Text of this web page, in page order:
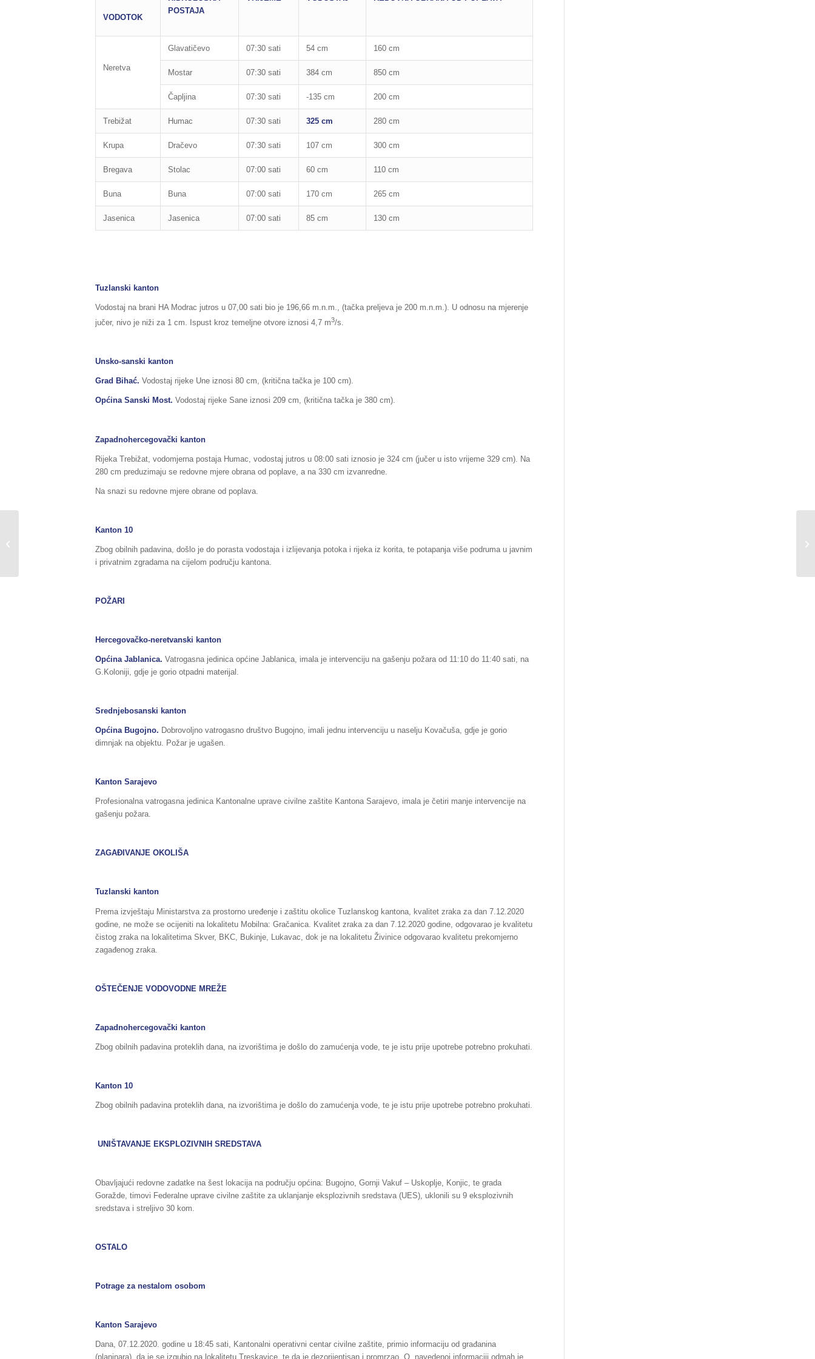
VODOTOK
POSTAJA
Neretva
Glavatičevo 07:30 sati 54 cm 160 cm
Mostar 07:30 sati 384 cm 850 cm
Čapljina 07:30 sati -135 cm 200 cm
Trebižat Humac 07:30 sati 325 cm 280 cm
Krupa Dračevo 07:30 sati 107 cm 300 cm
Bregava Stolac 07:00 sati 60 cm 110 cm
Buna Buna 07:00 sati 170 cm 265 cm
Jasenica Jasenica 07:00 sati 85 cm 130 cm
Tuzlanski kanton
Vodostaj na brani HA Modrac jutros u 07,00 sati bio je 196,66 m.n.m., (tačka preljeva je 200 m.n.m.). U odnosu na mjerenje
jučer, nivo je niži za 1 cm. Ispust kroz temeljne otvore iznosi 4,7 m3/s.
Unsko-sanski kanton
Grad Bihać. Vodostaj rijeke Une iznosi 80 cm, (kritična tačka je 100 cm).
Općina Sanski Most. Vodostaj rijeke Sane iznosi 209 cm, (kritična tačka je 380 cm).
Zapadnohercegovački kanton
Rijeka Trebižat, vodomjerna postaja Humac, vodostaj jutros u 08:00 sati iznosio je 324 cm (jučer u isto vrijeme 329 cm). Na
280 cm preduzimaju se redovne mjere obrana od poplave, a na 330 cm izvanredne.
Na snazi su redovne mjere obrane od poplava.
Kanton 10
Zbog obilnih padavina, došlo je do porasta vodostaja i izlijevanja potoka i rijeka iz korita, te potapanja više podruma u javnim
i privatnim zgradama na cijelom području kantona.
POŽARI
Hercegovačko-neretvanski kanton
Općina Jablanica. Vatrogasna jedinica općine Jablanica, imala je intervenciju na gašenju požara od 11:10 do 11:40 sati, na
G.Koloniji, gdje je gorio otpadni materijal.
Srednjebosanski kanton
Općina Bugojno. Dobrovoljno vatrogasno društvo Bugojno, imali jednu intervenciju u naselju Kovačuša, gdje je gorio
dimnjak na objektu. Požar je ugašen.
Kanton Sarajevo
Profesionalna vatrogasna jedinica Kantonalne uprave civilne zaštite Kantona Sarajevo, imala je četiri manje intervencije na
gašenju požara.
ZAGAĐIVANJE OKOLIŠA
Tuzlanski kanton
Prema izvještaju Ministarstva za prostorno uređenje i zaštitu okolice Tuzlanskog kantona, kvalitet zraka za dan 7.12.2020
godine, ne može se ocijeniti na lokalitetu Mobilna: Gračanica. Kvalitet zraka za dan 7.12.2020 godine, odgovarao je kvalitetu
čistog zraka na lokalitetima Skver, BKC, Bukinje, Lukavac, dok je na lokalitetu Živinice odgovarao kvalitetu prekomjerno
zagađenog zraka.
OŠTEČENJE VODOVODNE MREŽE
Zapadnohercegovački kanton
Zbog obilnih padavina proteklih dana, na izvorištima je došlo do zamućenja vode, te je istu prije upotrebe potrebno prokuhati.
Kanton 10
Zbog obilnih padavina proteklih dana, na izvorištima je došlo do zamućenja vode, te je istu prije upotrebe potrebno prokuhati.
UNIŠTAVANJE EKSPLOZIVNIH SREDSTAVA
Obavljajući redovne zadatke na šest lokacija na području općina: Bugojno, Gornji Vakuf – Uskoplje, Konjic, te grada
Goražde, timovi Federalne uprave civilne zaštite za uklanjanje eksplozivnih sredstava (UES), uklonili su 9 eksplozivnih
sredstava i streljivo 30 kom.
OSTALO
Potrage za nestalom osobom
Kanton Sarajevo
Dana, 07.12.2020. godine u 18:45 sati, Kantonalni operativni centar civilne zaštite, primio informaciju od građanina
(planinara), da je se izgubio na lokalitetu Treskavice, te da je dezorijentisan i promrzao. O navedenoj informaciji odmah je
Sažetak redovnog izvještaja o stanju
u